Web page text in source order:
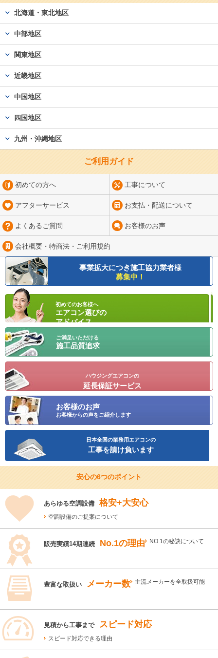
北海道・東北地区
中部地区
関東地区
近畿地区
中国地区
四国地区
九州・沖縄地区
ご利用ガイド
初めての方へ 工事について
アフターサービス お支払・配送について
よくあるご質問 お客様のお声
会社概要・特商法・ ご利用規約
事業拡大につき施工協力業者様
募集中！
初めてのお客様へ
エアコン選びの
アドバイス
ご満足いただける
施工品質追求
ハウジングエアコンの
延長保証サービス
お客様のお声
お客様からの声をご紹介します
日本全国の業務用エアコンの
工事を請け負います
安心の6つのポイント
あらゆる空調設備 格安+大安心
空調設備のご提案について
販売実績14期連続 No.1の理由 NO.1の秘訣について
豊富な取扱い メーカー数 主流メーカーを全取扱可能
見積から工事まで スピード対応
スピード対応できる理由